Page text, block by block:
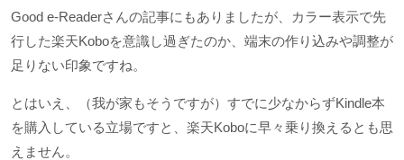
Good e-Readerさんの記事にもありましたが、カラー表示で先
行した楽天Koboを意識し過ぎたのか、端末の作り込みや調整が
足りない印象ですね。
とはいえ、（我が家もそうですが）すでに少なからずKindle本
を購入している立場ですと、楽天Koboに早々乗り換えるとも思
えません。